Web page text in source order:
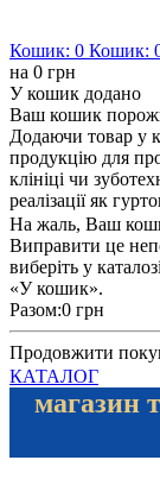
Кошик: 0 Кошик:
на 0 грн
У кошик додано
Ваш кошик
Додаючи товар у
продукцію для
клініці чи
реалізації як
На жаль, Ваш
Виправити це
виберіть у
«У кошик».
Разом:0 грн
Продовжити
КАТАЛОГ
магазин